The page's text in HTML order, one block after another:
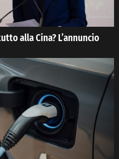
alla Cina? L’annuncio